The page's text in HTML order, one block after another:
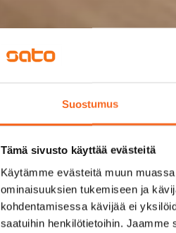
Suostumus
Tämä sivusto käyttää evästeitä
Käytämme evästeitä muun
ominaisuuksien tukemiseen ja
kohdentamisessa kävijää ei
saatuihin henkilötietoihin. Jaamme